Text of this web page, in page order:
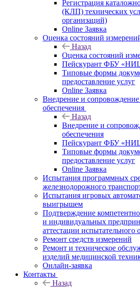
Регистрация
(КЛП) технических
организаций)
Online Заявка
Оценка состояний
Назад
Оценка состояний
Пейскурант ФБУ
Типовые формы
предоставление услуг
Online Заявка
Внедрение и
обеспечения
Назад
Внедрение и
обеспечения
Пейскурант ФБУ
Типовые формы
предоставление услуг
Online Заявка
Испытания программных
железнодорожного
Испытания игровых
выигрышем
Подтверждение
и индивидуальных
аттестации испытательного
Ремонт средств измерений
Ремонт и техническое
изделий медицинской
Онлайн-заявка
Контакты
Назад